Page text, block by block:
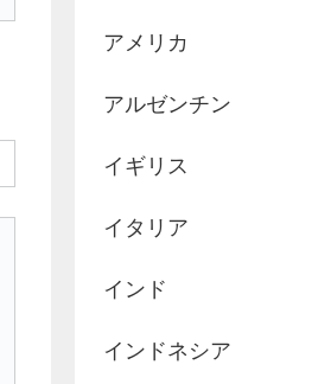
アメリカ
アルゼンチン
イギリス
イタリア
インド
インドネシア